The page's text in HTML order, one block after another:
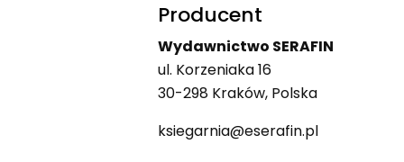
Producent
Wydawnictwo SERAFIN
ul. Korzeniaka 16
30-298 Kraków, Polska
ksiegarnia@eserafin.pl